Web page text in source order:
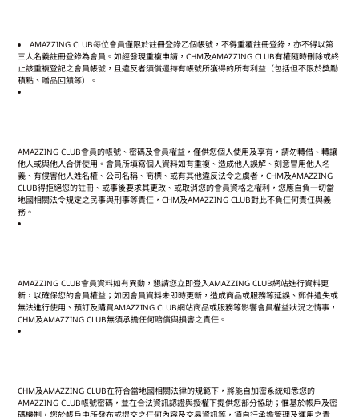
AMAZZING CLUB每位會員僅限於註冊登錄乙個帳號，不得重覆註冊登錄，亦不得以第
三人名義註冊登錄為會員。如經發現重複申請，CHM及AMAZZING CLUB有權隨時刪除或終
止該重複登記之會員帳號，且違反者須償還持有帳號所獲得的所有利益（包括但不限於獎勵
積點、贈品回饋等）。
AMAZZING CLUB會員的帳號、密碼及會員權益，僅供您個人使用及享有，請勿轉借、轉讓
他人或與他人合併使用。會員所填寫個人資料如有重複、造成他人誤解、刻意冒用他人名
義、有侵害他人姓名權、公司名稱、商標、或有其他違反法令之虞者，CHM及AMAZZING
CLUB得拒絕您的註冊、或事後要求其更改、或取消您的會員資格之權利，您應自負一切當
地國相關法令規定之民事與刑事等責任，CHM及AMAZZING CLUB對此不負任何責任與義
務。
AMAZZING CLUB會員資料如有異動，懇請您立即登入AMAZZING CLUB網站進行資料更
新，以確保您的會員權益；如因會員資料未即時更新，造成商品或服務等延誤、郵件遺失或
無法進行使用、預訂及購買AMAZZING CLUB網站商品或服務等影響會員權益狀況之情事，
CHM及AMAZZING CLUB無須承擔任何賠償與損害之責任。
CHM及AMAZZING CLUB在符合當地國相關法律的規範下，將能自加密系統知悉您的
AMAZZING CLUB帳號密碼，並在合法資訊認證與授權下提供您部分協助；惟基於帳戶及密
碼機制，您於帳戶中所發布或提交之任何內容及交易資訊等，須自行承擔管理及運用之責